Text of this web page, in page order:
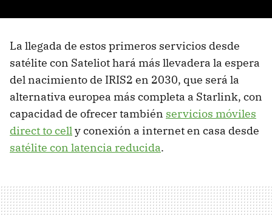
La llegada de estos primeros servicios desde
satélite con Sateliot hará más llevadera la espera
del nacimiento de IRIS2 en 2030, que será la
alternativa europea más completa a Starlink, con
capacidad de ofrecer también servicios móviles
direct to celly conexión a internet en casa desde
satélite con latencia reducida.